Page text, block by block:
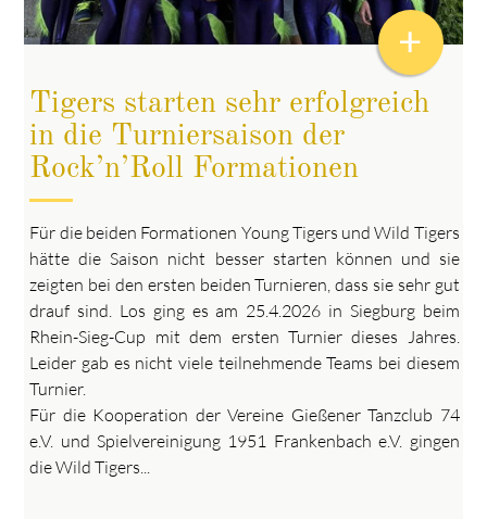
Tigers starten sehr erfolgreich
in die Turniersaison der
Rock’n’Roll Formationen
Für die beiden Formationen Young Tigers und Wild Tigers
hätte die Saison nicht besser starten können und sie
zeigten bei den ersten beiden Turnieren, dass sie sehr gut
drauf sind. Los ging es am 25.4.2026 in Siegburg beim
Rhein-Sieg-Cup mit dem ersten Turnier dieses Jahres.
Leider gab es nicht viele teilnehmende Teams bei diesem
Turnier.
Für die Kooperation der Vereine Gießener Tanzclub 74
e.V. und Spielvereinigung 1951 Frankenbach e.V. gingen
die Wild Tigers...
+